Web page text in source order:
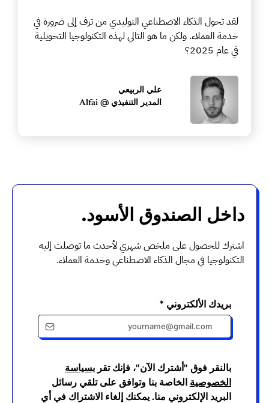
لقد تحول الذكاء الاصطناعي التوليدي من ترف إلى ضرورة في
خدمة العملاء. ولكن ما هو التالي لهذه التكنولوجيا التحويلية
في عام 2025؟
علي الربيعي
المدير التنفيذي @ Alfai
داخل الصندوق الأسود.
اشترك للحصول على ملخص شهري لأحدث ما توصلت إليه
التكنولوجيا في مجال الذكاء الاصطناعي وخدمة العملاء.
بريدك الألكتروني *
بالنقر فوق "أشترك الآن"، فإنك تقر بسياسة
الخصوصية الخاصة بنا وتوافق على تلقي رسائل
البريد الإلكتروني منا. يمكنك إلغاء الاشتراك في أي